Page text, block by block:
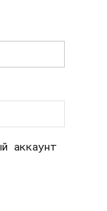
аккаунт